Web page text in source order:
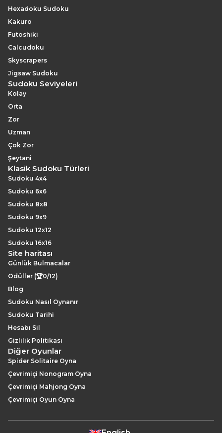
Hexadoku Sudoku
Kakuro
Futoshiki
Calcudoku
Skyscrapers
Jigsaw Sudoku
Sudoku Seviyeleri
Kolay
Orta
Zor
Uzman
Çok Zor
Şeytani
Klasik Sudoku Türleri
Sudoku 4x4
Sudoku 6x6
Sudoku 8x8
Sudoku 9x9
Sudoku 12x12
Sudoku 16x16
Site haritası
Günlük Bulmacalar
Ödüller (🏆0/12)
Blog
Sudoku Nasıl Oynanır
Sudoku Tarihi
Hesabı Sil
Gizlilik Politikası
Diğer Oyunlar
Spider Solitaire Oyna
Çevrimiçi Nonogram Oyna
Çevrimiçi Mahjong Oyna
Çevrimiçi Oyun Oyna